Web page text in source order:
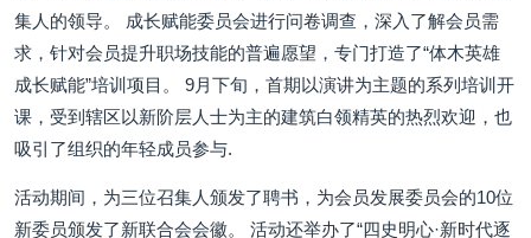
集人的领导。 成长赋能委员会进行问卷调查，深入了解会员需
求，针对会员提升职场技能的普遍愿望，专门打造了“体木英雄
成长赋能”培训项目。 9月下旬，首期以演讲为主题的系列培训开
课，受到辖区以新阶层人士为主的建筑白领精英的热烈欢迎，也
吸引了组织的年轻成员参与.
活动期间，为三位召集人颁发了聘书，为会员发展委员会的10位
新委员颁发了新联合会会徽。 活动还举办了“四史明心·新时代逐